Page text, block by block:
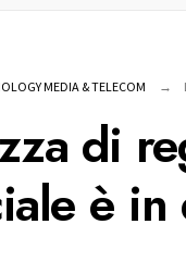
MEDIA & TELECOM
di
è in